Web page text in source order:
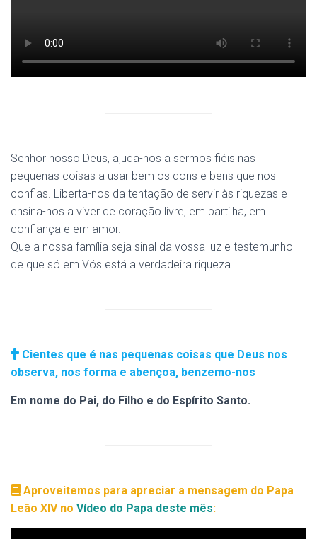
Senhor nosso Deus, ajuda-nos a sermos fiéis nas
pequenas coisas a usar bem os dons e bens que nos
confias. Liberta-nos da tentação de servir às riquezas e
ensina-nos a viver de coração livre, em partilha, em
confiança e em amor.
Que a nossa família seja sinal da vossa luz e testemunho
de que só em Vós está a verdadeira riqueza.
Cientes que é nas pequenas coisas que Deus nos
observa, nos forma e abençoa, benzemo-nos
Em nome do Pai, do Filho e do Espírito Santo.
Aproveitemos para apreciar a mensagem do Papa
Leão XIV no Vídeo do Papa deste mês: